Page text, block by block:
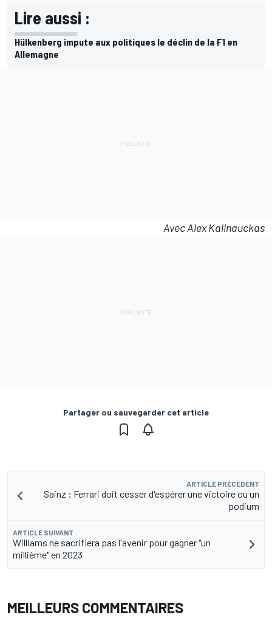
Lire aussi :
Hülkenberg impute aux politiques le déclin de la F1 en
Allemagne
Avec Alex Kalinauckas
Partager ou sauvegarder cet article
ARTICLE PRÉCÉDENT
Sainz : Ferrari doit cesser d'espérer une victoire ou un
podium
ARTICLE SUIVANT
Williams ne sacrifiera pas l'avenir pour gagner "un
millième" en 2023
MEILLEURS COMMENTAIRES